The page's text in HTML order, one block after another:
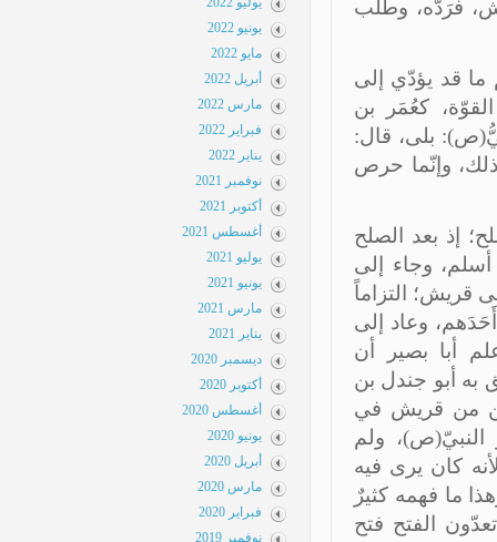
فرَدَّه، وطلب
قد يؤدّي إلى
كعُمَر بن
بلى، قال:
وإنّما حرص
إذ بعد الصلح
وجاء إلى
التزاماً
وعاد إلى
أبا بصير أن
أبو جندل بن
من قريش في
ولم
كان يرى فيه
ما فهمه كثيرٌ
الفتح فتح
يونيو 2022
مايو 2022
أبريل 2022
مارس 2022
فبراير 2022
يناير 2022
نوفمبر 2021
أكتوبر 2021
أغسطس 2021
يوليو 2021
يونيو 2021
مارس 2021
يناير 2021
ديسمبر 2020
أكتوبر 2020
أغسطس 2020
يونيو 2020
أبريل 2020
مارس 2020
فبراير 2020
نوفمبر 2019